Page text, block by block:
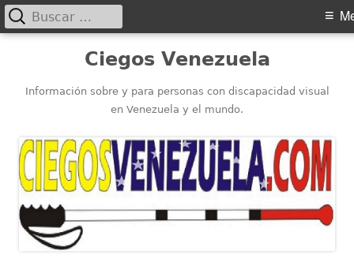
contenido
Ciegos Venezuela
Información sobre y para personas con discapacidad visual
en Venezuela y el mundo.
Menú
principal
Buscar: